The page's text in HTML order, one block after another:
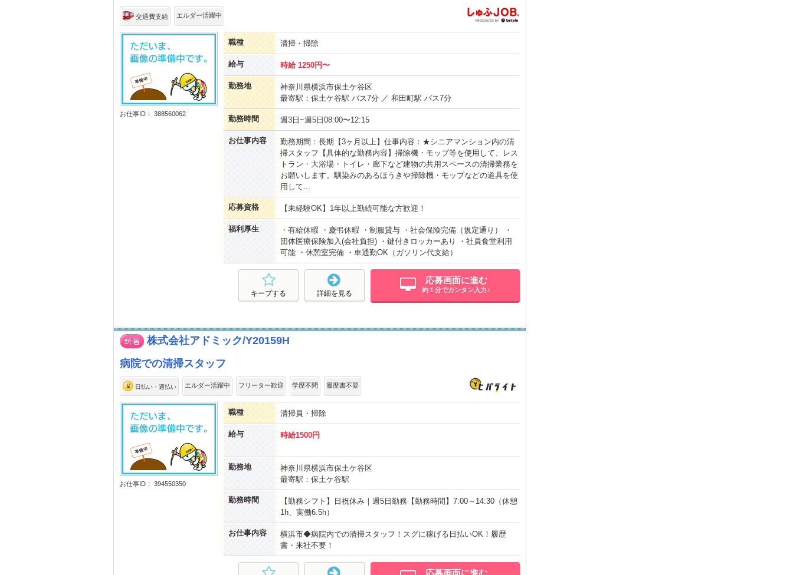
交通費支給 エルダー活躍中
お仕事ID： 388560062
職種 清掃・掃除
給与 時給 1250円〜
勤務地
神奈川県横浜市保土ケ谷区
最寄駅：保土ケ谷駅 バス7分 ／ 和田町駅 バス7分
勤務時間 週3日~週5日08:00〜12:15
お仕事内容
勤務期間：長期【3ヶ月以上】仕事内容：★シニアマンション内の清
掃スタッフ【具体的な勤務内容】掃除機・モップ等を使用して、レス
トラン・大浴場・トイレ・廊下など建物の共用スペースの清掃業務を
お願いします。馴染みのあるほうきや掃除機・モップなどの道具を使
用して...
応募資格 【未経験OK】1年以上勤続可能な方歓迎！
福利厚生
・有給休暇 ・慶弔休暇 ・制服貸与 ・社会保険完備（規定通り） ・
団体医療保険加入(会社負担) ・鍵付きロッカーあり ・社員食堂利用
可能 ・休憩室完備 ・車通勤OK（ガソリン代支給）
応募画面に進む
約１分でカンタン入力♪
詳細を見る
キープする
株式会社アドミック/Y20159H
病院での清掃スタッフ
日払い・週払い エルダー活躍中 フリーター歓迎 学歴不問 履歴書不要
お仕事ID： 394550350
職種 清掃員・掃除
給与 時給1500円
勤務地
神奈川県横浜市保土ケ谷区
最寄駅：保土ケ谷駅
勤務時間
【勤務シフト】日祝休み｜週5日勤務【勤務時間】7:00～14:30（休憩
1h、実働6.5h）
お仕事内容
横浜市◆病院内での清掃スタッフ！スグに稼げる日払いOK！履歴
書・来社不要！